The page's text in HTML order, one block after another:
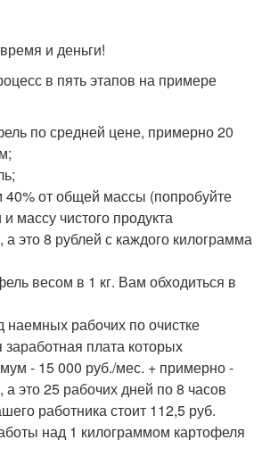
и деньги!
в пять этапов на примере
по средней цене, примерно 20
от общей массы (попробуйте
и массу чистого продукта
а это 8 рублей с каждого килограмма
весом в 1 кг. Вам обходиться в
наемных рабочих по очистке
плата которых
- 15 000 руб./мес. + примерно -
а это 25 рабочих дней по 8 часов
работника стоит 112,5 руб.
над 1 килограммом картофеля